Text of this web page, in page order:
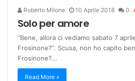
Roberto Milone 10 Aprile 2018 0
Solo per amore
“Bene, allora ci vediamo sabato 7
Frosinone?”. Scusa, non ho capito
Frosinone?…
Read More »